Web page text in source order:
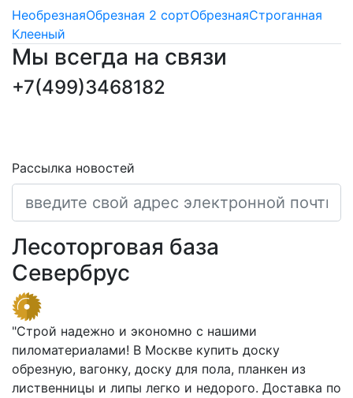
НеобрезнаяОбрезная 2 сортОбрезнаяСтроганная
Клееный
Мы всегда на связи
+7(499)3468182
Рассылка новостей
Лесоторговая база
Севербрус
"Строй надежно и экономно с нашими
пиломатериалами! В Москве купить доску
обрезную, вагонку, доску для пола, планкен из
лиственницы и липы легко и недорого. Доставка по